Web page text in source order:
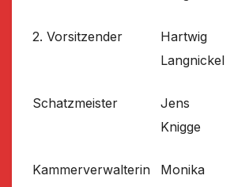
2. Vorsitzender
Hartwig
Langnickel
Schatzmeister
Jens
Knigge
Kammerverwalterin
Monika